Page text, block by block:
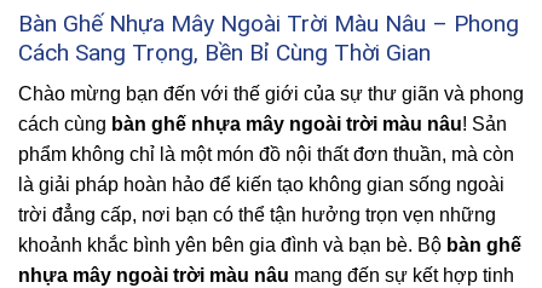
Bàn Ghế Nhựa Mây Ngoài Trời Màu Nâu – Phong
Cách Sang Trọng, Bền Bỉ Cùng Thời Gian
Chào mừng bạn đến với thế giới của sự thư giãn và phong
cách cùng bàn ghế nhựa mây ngoài trời màu nâu! Sản
phẩm không chỉ là một món đồ nội thất đơn thuần, mà còn
là giải pháp hoàn hảo để kiến tạo không gian sống ngoài
trời đẳng cấp, nơi bạn có thể tận hưởng trọn vẹn những
khoảnh khắc bình yên bên gia đình và bạn bè. Bộ bàn ghế
nhựa mây ngoài trời màu nâu mang đến sự kết hợp tinh